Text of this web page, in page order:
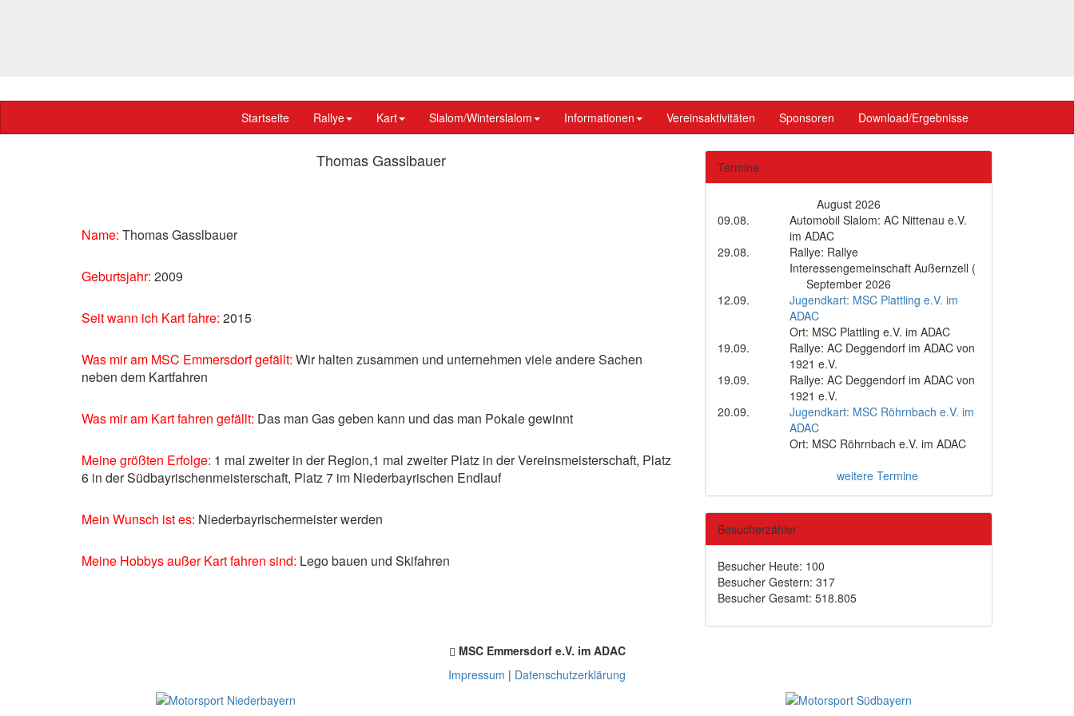
Startseite Rallye Kart Slalom/Winterslalom Informationen Vereinsaktivitäten Sponsoren Download/Ergebnisse
Thomas Gasslbauer
Name: Thomas Gasslbauer
Geburtsjahr: 2009
Seit wann ich Kart fahre: 2015
Was mir am MSC Emmersdorf gefällt: Wir halten zusammen und unternehmen viele andere Sachen
neben dem Kartfahren
Was mir am Kart fahren gefällt: Das man Gas geben kann und das man Pokale gewinnt
Meine größten Erfolge: 1 mal zweiter in der Region,1 mal zweiter Platz in der Vereinsmeisterschaft, Platz
6 in der Südbayrischenmeisterschaft, Platz 7 im Niederbayrischen Endlauf
Mein Wunsch ist es: Niederbayrischermeister werden
Meine Hobbys außer Kart fahren sind: Lego bauen und Skifahren
Termine
August 2026
09.08.
Automobil Slalom: AC Nittenau e.V.
im ADAC
29.08.
Rallye: Rallye
Interessengemeinschaft Außernzell (
September 2026
12.09.
Jugendkart: MSC Plattling e.V. im
ADAC
Ort: MSC Plattling e.V. im ADAC
19.09.
Rallye: AC Deggendorf im ADAC von
1921 e.V.
19.09.
Rallye: AC Deggendorf im ADAC von
1921 e.V.
20.09.
Jugendkart: MSC Röhrnbach e.V. im
ADAC
Ort: MSC Röhrnbach e.V. im ADAC
weitere Termine
Besucherzähler
Besucher Heute: 100
Besucher Gestern: 317
Besucher Gesamt: 518.805
MSC Emmersdorf e.V. im ADAC
Impressum | Datenschutzerklärung